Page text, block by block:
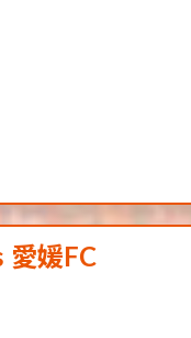
愛媛FC